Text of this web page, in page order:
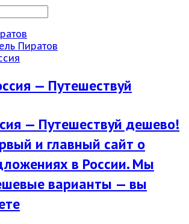
Пиратов
— Путешествуй дешево!
и главный сайт о
в России. Мы
варианты — вы